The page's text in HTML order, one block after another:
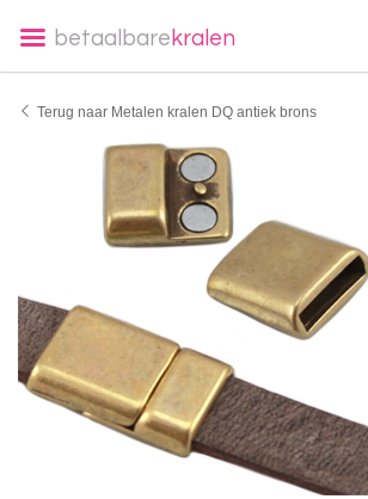
betaalbare kralen
Terug naar Metalen kralen DQ antiek brons